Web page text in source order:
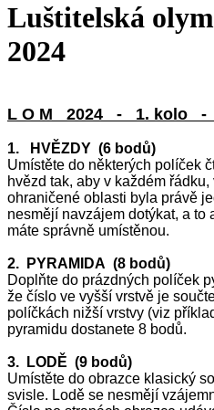
Luštitelská
2024
L O M 2024 - 1. kolo -
1. HVĚZDY (6 bodů)
Umístěte do některých políček
hvězd tak, aby v každém
ohraničené oblasti byla právě
nesmějí navzájem dotýkat, a to
máte správně umístěnou.
2. PYRAMIDA (8 bodů)
Doplňte do prázdných políček
že číslo ve vyšší vrstvě je
políčkách nižší vrstvy (viz
pyramidu dostanete 8 bodů.
3. LODĚ (9 bodů)
Umístěte do obrazce klasický
svisle. Lodě se nesmějí